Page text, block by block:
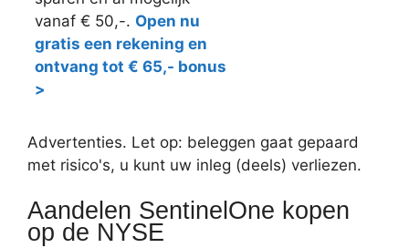
vanaf € 50,-. Open nu
gratis een rekening en
ontvang tot € 65,- bonus
>
Advertenties. Let op: beleggen gaat gepaard
met risico's, u kunt uw inleg (deels) verliezen.
Aandelen SentinelOne kopen
op de NYSE